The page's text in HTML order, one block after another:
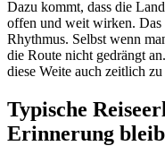
Dazu kommt, dass die
offen und weit wirken. Das
Rhythmus. Selbst wenn
die Route nicht gedrängt
diese Weite auch zeitlich zu
Typische
Erinnerung